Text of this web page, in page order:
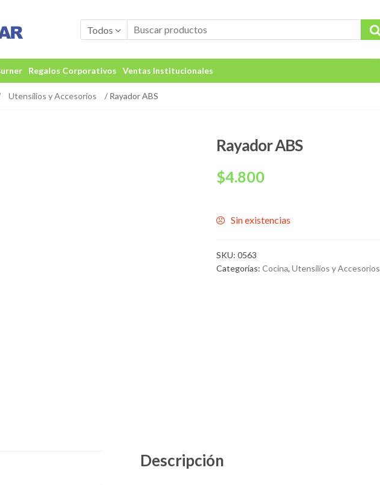
Todos
Regalos Corporativos Ventas Institucionales
Utensílios y Accesorios / Rayador ABS
Rayador ABS
$4.800
Sin existencias
SKU:0563
Categorías:Cocina,Utensílios y Accesorios
Descripción